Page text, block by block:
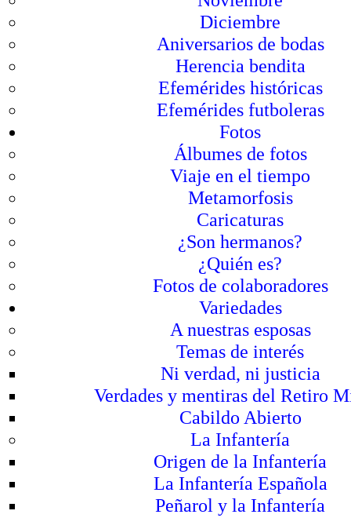
Diciembre
Aniversarios de bodas
Herencia bendita
Efemérides históricas
Efemérides futboleras
Fotos
Álbumes de fotos
Viaje en el tiempo
Metamorfosis
Caricaturas
¿Son hermanos?
¿Quién es?
Fotos de colaboradores
Variedades
A nuestras esposas
Temas de interés
Ni verdad, ni justicia
Verdades y mentiras del Retiro
Cabildo Abierto
La Infantería
Origen de la Infantería
La Infantería Española
Peñarol y la Infantería